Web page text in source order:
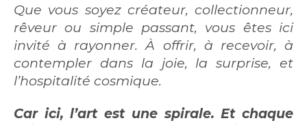
Que vous soyez créateur, collectionneur,
rêveur ou simple passant, vous êtes ici
invité à rayonner. À offrir, à recevoir, à
contempler dans la joie, la surprise, et
l’hospitalité cosmique.
Car ici, l’art est une spirale. Et chaque